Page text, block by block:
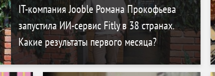
IT-компания Jooble Романа Прокофьева
запустила ИИ-сервис Fitly в 38 странах.
Какие результаты первого месяца?